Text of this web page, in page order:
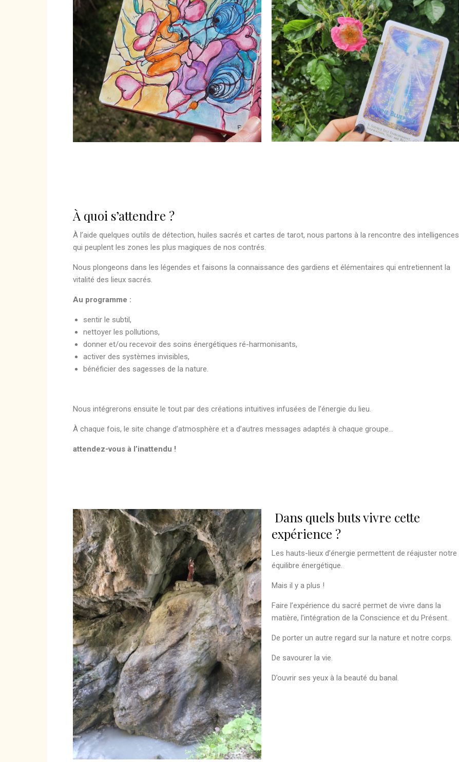
À quoi s’attendre ?
À l’aide quelques outils de détection, huiles sacrés et cartes de tarot, nous partons à la rencontre des intelligences
qui peuplent les zones les plus magiques de nos contrés.
Nous plongeons dans les légendes et faisons la connaissance des gardiens et élémentaires qui entretiennent la
vitalité des lieux sacrés.
Au programme :
sentir le subtil,
nettoyer les pollutions,
donner et/ou recevoir des soins énergétiques ré-harmonisants,
activer des systèmes invisibles,
bénéficier des sagesses de la nature.
Nous intégrerons ensuite le tout par des créations intuitives infusées de l’énergie du lieu.
À chaque fois, le site change d’atmosphère et a d’autres messages adaptés à chaque groupe…
attendez-vous à l’inattendu !
Dans quels buts vivre cette
expérience ?
Les hauts-lieux d’énergie permettent de réajuster notre
équilibre énergétique.
Mais il y a plus !
Faire l’expérience du sacré permet de vivre dans la
matière, l’intégration de la Conscience et du Présent.
De porter un autre regard sur la nature et notre corps.
De savourer la vie.
D’ouvrir ses yeux à la beauté du banal.